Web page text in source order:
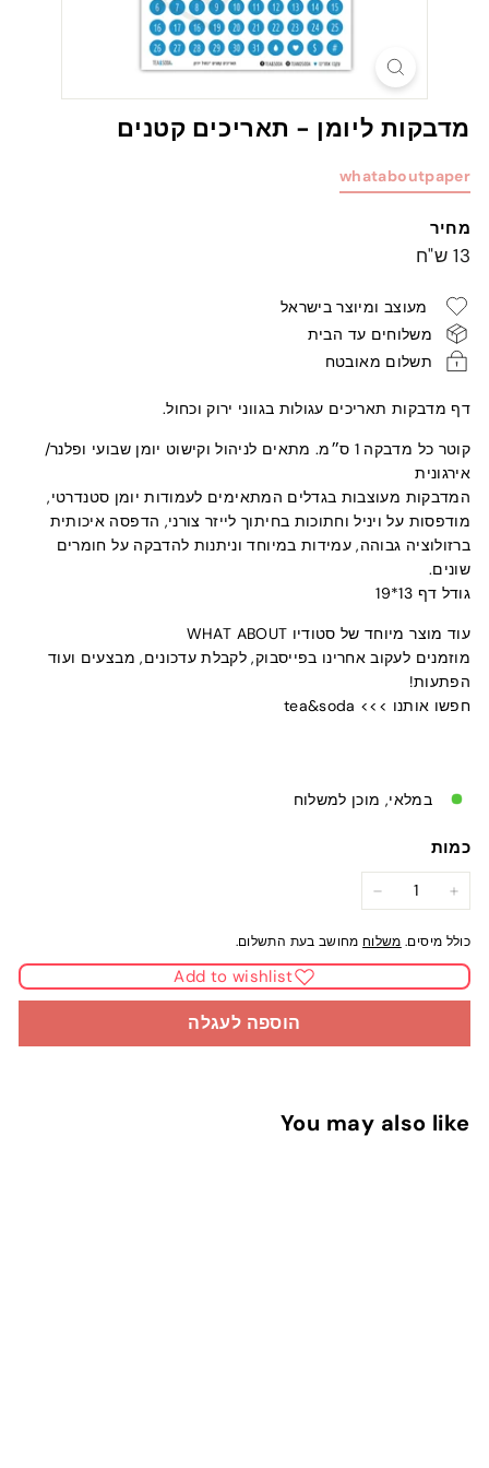
מדבקות ליומן - תאריכים קטנים
whataboutpaper
מחיר
מחיר
13 ש"ח
מעוצב ומיוצר בישראל
משלוחים עד הבית
תשלום מאובטח
דף מדבקות תאריכים עגולות בגווני ירוק וכחול.
קוטר כל מדבקה 1 ס״מ. מתאים לניהול וקישוט יומן שבועי ופלנר/
אירגונית
המדבקות מעוצבות בגדלים המתאימים לעמודות יומן סטנדרטי,
מודפסות על ויניל וחתוכות בחיתוך לייזר צורני, הדפסה איכותית
ברזולוציה גבוהה, עמידות במיוחד וניתנות להדבקה על חומרים
שונים.
גודל דף 13*19
עוד מוצר מיוחד של סטודיו WHAT ABOUT
מוזמנים לעקוב אחרינו בפייסבוק, לקבלת עדכונים, מבצעים ועוד
הפתעות!
חפשו אותנו >>> tea&soda
במלאי, מוכן למשלוח
כמות
כולל מיסים. משלוח מחושב בעת התשלום.
Add to wishlist
הוספה לעגלה
You may also like